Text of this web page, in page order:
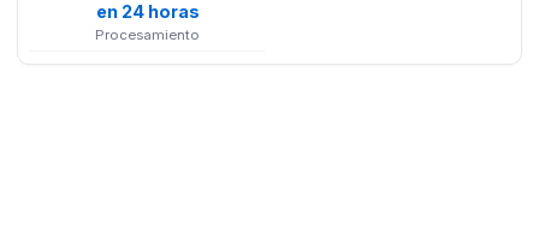
en 24 horas
Procesamiento